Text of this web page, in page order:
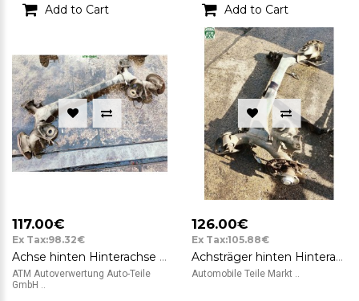
Add to Cart Add to Cart
117.00€
Ex Tax:98.32€
Achse hinten Hinterachse Achsträger Peugeot 307
ATM Autoverwertung Auto-Teile
GmbH ..
126.00€
Ex Tax:105.88€
Achsträger hinten Hinterachse Achse Peugeot 307CC
Automobile Teile Markt ..